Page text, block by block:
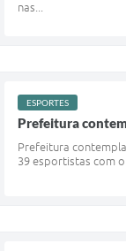
nas...
ESPORTES
Prefeitura
Prefeitura
39 esportistas com